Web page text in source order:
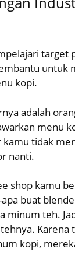
target
untuk
kopi.
adalah
menu
tidak
nanti.
shop kamu
apa buat
minum teh.
Karena
kopi,